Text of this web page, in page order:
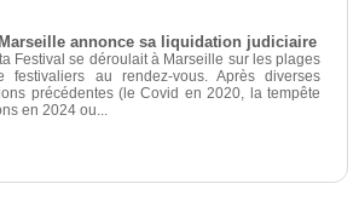
annonce sa liquidation judiciaire
Festival se déroulait à Marseille sur les plages
au rendez-vous. Après diverses
précédentes (le Covid en 2020, la tempête
en 2024 ou...